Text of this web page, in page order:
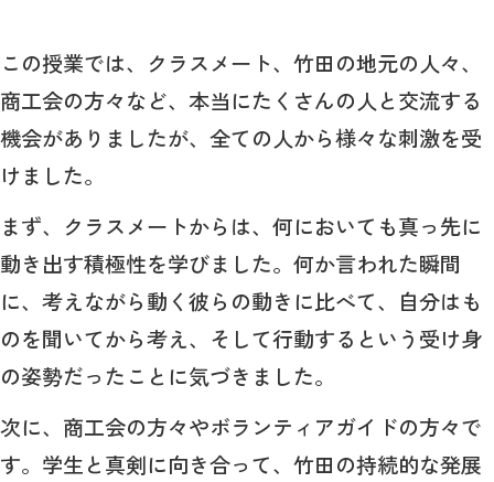
この授業では、クラスメート、竹田の地元の人々、
商工会の方々など、本当にたくさんの人と交流する
機会がありましたが、全ての人から様々な刺激を受
けました。
まず、クラスメートからは、何においても真っ先に
動き出す積極性を学びました。何か言われた瞬間
に、考えながら動く彼らの動きに比べて、自分はも
のを聞いてから考え、そして行動するという受け身
の姿勢だったことに気づきました。
次に、商工会の方々やボランティアガイドの方々で
す。学生と真剣に向き合って、竹田の持続的な発展